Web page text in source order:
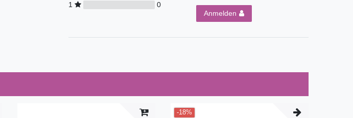
1
0
Anmelden
-18%